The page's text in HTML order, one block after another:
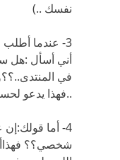
نفسك ..)
3- عندما
أني أسأل :هل
في
..فهذا يدعو
4- أما
شخصي؟؟